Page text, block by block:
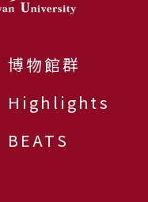
博物館群
Highlights
BEATS